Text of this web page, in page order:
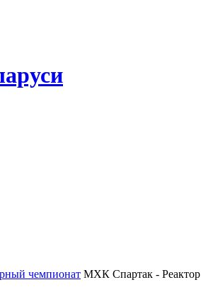
чемпионат МХК Спартак - Реактор